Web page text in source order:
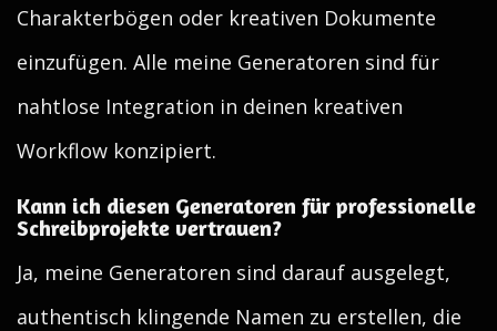
Charakterbögen oder kreativen Dokumente
einzufügen. Alle meine Generatoren sind für
nahtlose Integration in deinen kreativen
Workflow konzipiert.
Kann ich diesen Generatoren für professionelle
Schreibprojekte vertrauen?
Ja, meine Generatoren sind darauf ausgelegt,
authentisch klingende Namen zu erstellen, die